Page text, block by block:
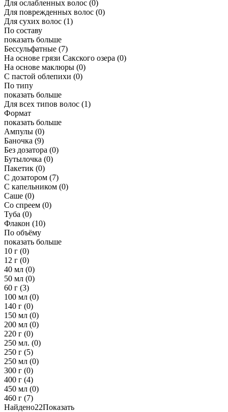
Для ослабленных волос (0)
Для поврежденных волос (0)
Для сухих волос (1)
По составу
показать больше
Бессульфатные (7)
На основе грязи Сакского озера (0)
На основе маклюры (0)
С пастой облепихи (0)
По типу
показать больше
Для всех типов волос (1)
Формат
показать больше
Ампулы (0)
Баночка (9)
Без дозатора (0)
Бутылочка (0)
Пакетик (0)
С дозатором (7)
С капельником (0)
Саше (0)
Со спреем (0)
Туба (0)
Флакон (10)
По объёму
показать больше
10 г (0)
12 г (0)
40 мл (0)
50 мл (0)
60 г (3)
100 мл (0)
140 г (0)
150 мл (0)
200 мл (0)
220 г (0)
250 мл. (0)
250 г (5)
250 мл (0)
300 г (0)
400 г (4)
450 мл (0)
460 г (7)
Найдено22Показать